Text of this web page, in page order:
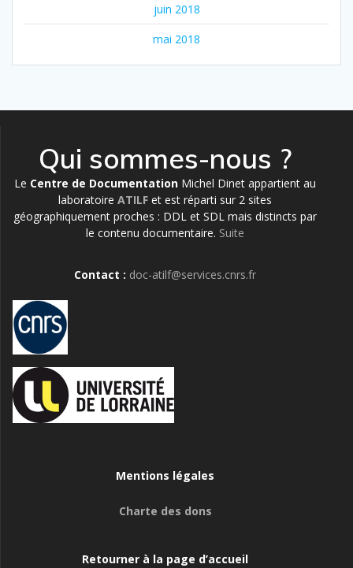
juin 2018
mai 2018
Qui sommes-nous ?
Le Centre de Documentation Michel Dinet appartient au
laboratoire ATILF et est réparti sur 2 sites
géographiquement proches : DDL et SDL mais distincts par
le contenu documentaire. Suite
Contact : doc-atilf@services.cnrs.fr
Mentions légales
Charte des dons
Retourner à la page d’accueil